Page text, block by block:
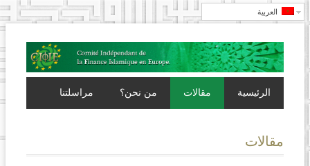
العربية
مراسلتنا من نحن؟ مقالات الرئيسية
مقالات